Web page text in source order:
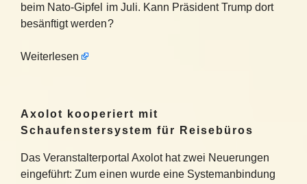
beim Nato-Gipfel im Juli. Kann Präsident Trump dort
besänftigt werden?
Weiterlesen
Axolot kooperiert mit
Schaufenstersystem für Reisebüros
Das Veranstalterportal Axolot hat zwei Neuerungen
eingeführt: Zum einen wurde eine Systemanbindung